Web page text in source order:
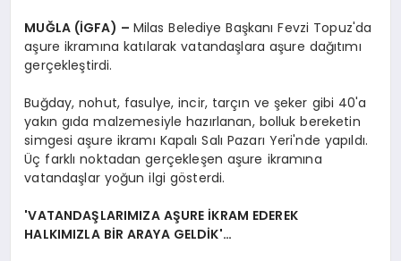
MUĞLA (İGFA) – Milas Belediye Başkanı Fevzi Topuz'da
aşure ikramına katılarak vatandaşlara aşure dağıtımı
gerçekleştirdi.
Buğday, nohut, fasulye, incir, tarçın ve şeker gibi 40'a
yakın gıda malzemesiyle hazırlanan, bolluk bereketin
simgesi aşure ikramı Kapalı Salı Pazarı Yeri'nde yapıldı.
Üç farklı noktadan gerçekleşen aşure ikramına
vatandaşlar yoğun ilgi gösterdi.
'VATANDAŞLARIMIZA AŞURE İKRAM EDEREK
HALKIMIZLA BİR ARAYA GELDİK'…